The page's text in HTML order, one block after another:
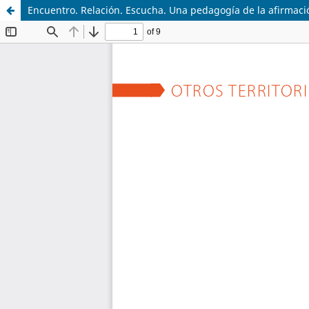
Encuentro. Relación. Escucha. Una pedagogía de la